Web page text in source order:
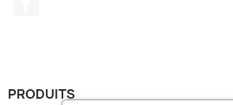
PRODUITS